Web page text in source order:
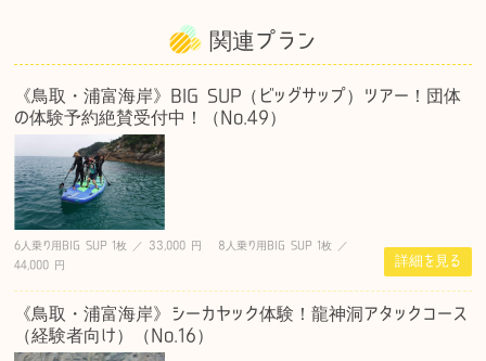
関連プラン
《鳥取・浦富海岸》BIG SUP（ビッグサップ）ツアー！団体
の体験予約絶賛受付中！（No.49）
6人乗り用BIG SUP 1枚 ／ 33,000 円 8人乗り用BIG SUP 1枚 ／
44,000 円
詳細を見る
《鳥取・浦富海岸》シーカヤック体験！龍神洞アタックコース
（経験者向け）（No.16）